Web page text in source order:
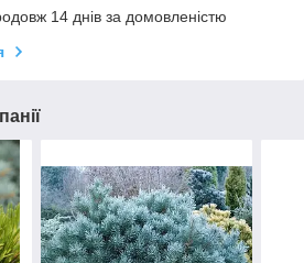
14 днів за домовленістю